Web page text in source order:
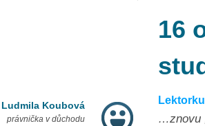
16
Ludmila Koubová
právnička v důchodu
…znovu